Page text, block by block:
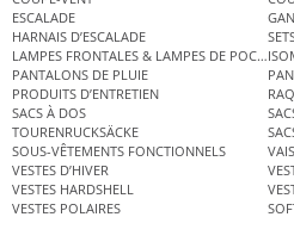
ESCALADE
HARNAIS D’ESCALADE
LAMPES FRONTALES & LAMPES DE POCHE
PANTALONS DE PLUIE
PRODUITS D’ENTRETIEN
SACS À DOS
TOURENRUCKSÄCKE
SOUS-VÊTEMENTS FONCTIONNELS
VESTES D’HIVER
VESTES HARDSHELL
VESTES POLAIRES